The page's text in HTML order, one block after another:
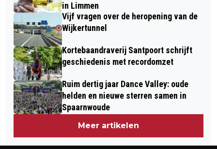
in Limmen
Vijf vragen over de heropening van de
Wijkertunnel
Kortebaandraverij Santpoort schrijft
geschiedenis met recordomzet
Ruim dertig jaar Dance Valley: oude
helden en nieuwe sterren samen in
Spaarnwoude
Meer artikelen